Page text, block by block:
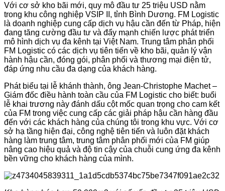
Với cơ sở kho bãi mới, quy mô đầu tư 25 triệu USD nằm
trong khu công nghiệp VSIP II, tỉnh Bình Dương. FM Logistic
là doanh nghiệp cung cấp dịch vụ hậu cần đến từ Pháp, hiện
đang tăng cường đầu tư và đẩy mạnh chiến lược phát triển
mô hình dịch vụ đa kênh tại Việt Nam. Trung tâm phân phối
FM Logistic có các dịch vụ tiên tiến về kho bãi, quản lý vận
hành hậu cần, đóng gói, phân phối và thương mại điện tử,
đáp ứng nhu cầu đa dạng của khách hàng.
Phát biểu tại lễ khánh thành, ông Jean-Christophe Machet –
Giám đốc điều hành toàn cầu của FM Logistic cho biết: buổi
lễ khai trương này đánh dấu cột mốc quan trọng cho cam kết
của FM trong việc cung cấp các giải pháp hậu cần hàng đầu
đến với các khách hàng của chúng tôi trong khu vực. Với cơ
sở hạ tầng hiện đại, công nghệ tiên tiến và luôn đặt khách
hàng làm trung tâm, trung tâm phân phối mới của FM giúp
nâng cao hiệu quả và độ tin cậy của chuỗi cung ứng đa kênh
bền vững cho khách hàng của mình.